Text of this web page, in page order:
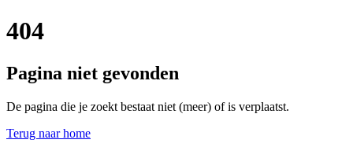
404
Pagina niet gevonden
De pagina die je zoekt bestaat niet (meer) of is verplaatst.
Terug naar home